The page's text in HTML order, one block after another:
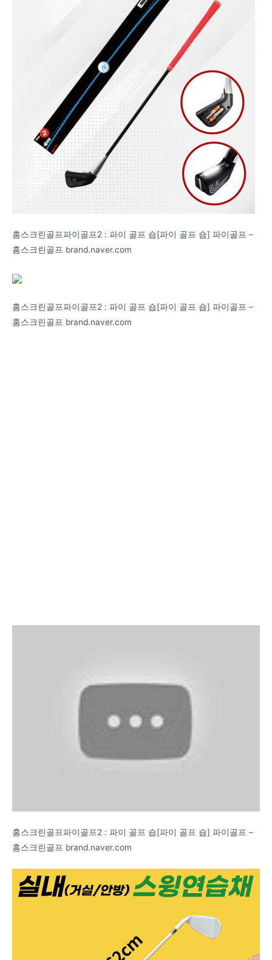
홈스크린골프파이골프2 : 파이 골프 숍[파이 골프 숍] 파이골프 –
홈스크린골프 brand.naver.com
홈스크린골프파이골프2 : 파이 골프 숍[파이 골프 숍] 파이골프 –
홈스크린골프 brand.naver.com
홈스크린골프파이골프2 : 파이 골프 숍[파이 골프 숍] 파이골프 –
홈스크린골프 brand.naver.com